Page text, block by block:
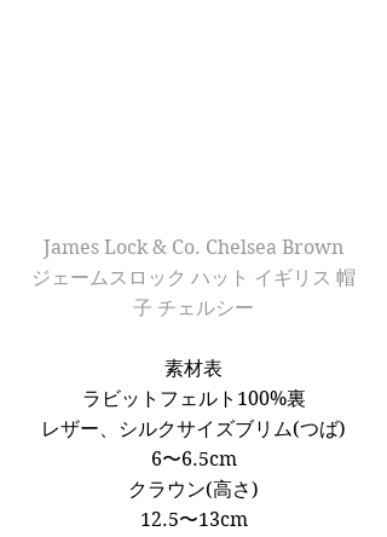
James Lock & Co. Chelsea Brown
ジェームスロック ハット イギリス 帽
子 チェルシー
素材表
ラビットフェルト100%裏
レザー、シルクサイズブリム(つば)
6〜6.5cm
クラウン(高さ)
12.5〜13cm